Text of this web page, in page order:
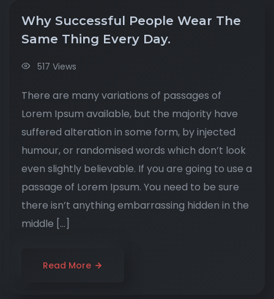
Why Successful People Wear The
Same Thing Every Day.
517 Views
There are many variations of passages of
Lorem Ipsum available, but the majority have
suffered alteration in some form, by injected
humour, or randomised words which don’t look
even slightly believable. If you are going to use a
passage of Lorem Ipsum. You need to be sure
there isn’t anything embarrassing hidden in the
middle […]
Read More